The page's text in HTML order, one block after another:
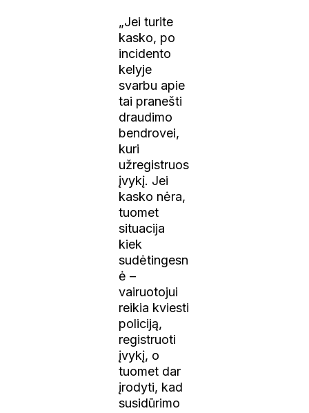
„Jei turite
kasko, po
incidento
kelyje
svarbu apie
tai pranešti
draudimo
bendrovei,
kuri
užregistruos
įvykį. Jei
kasko nėra,
tuomet
situacija
kiek
sudėtingesn
ė –
vairuotojui
reikia kviesti
policiją,
registruoti
įvykį, o
tuomet dar
įrodyti, kad
susidūrimo